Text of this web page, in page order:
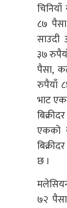
८७
साउदी
३७
पैसा,
रुपैयाँ
भाट
एकको
छ ।
७२